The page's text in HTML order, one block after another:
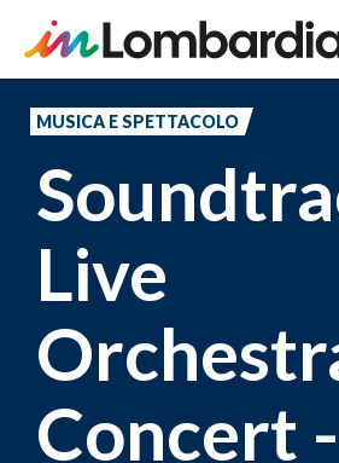
principale
MUSICA E SPETTACOLO
Live
Concert -